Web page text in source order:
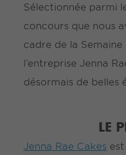
Sélectionnée parmi
concours que nous
cadre de la Semaine
l’entreprise Jenna
désormais de belles
LE
Jenna Rae Cakes